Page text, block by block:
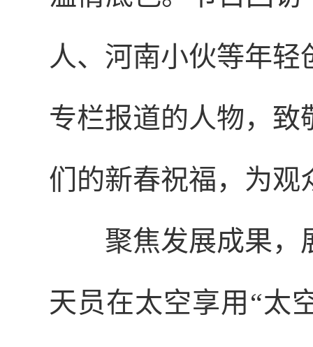
人、河南小伙等年
专栏报道的人物，
们的新春祝福，为观
聚焦发展成果，
天员在太空享用“太